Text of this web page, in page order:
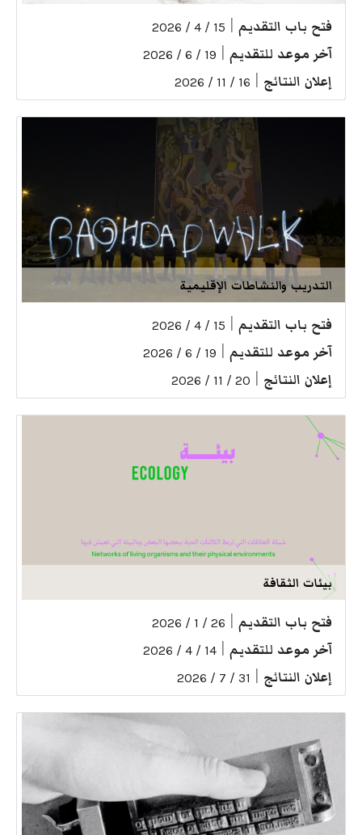
فتح باب التقديم 15 / 4 / 2026
آخر موعد للتقديم 19 / 6 / 2026
إعلان النتائج 16 / 11 / 2026
التدريب والنشاطات الإقليمية
فتح باب التقديم 15 / 4 / 2026
آخر موعد للتقديم 19 / 6 / 2026
إعلان النتائج 20 / 11 / 2026
بيئات الثقافة
فتح باب التقديم 26 / 1 / 2026
آخر موعد للتقديم 14 / 4 / 2026
إعلان النتائج 31 / 7 / 2026